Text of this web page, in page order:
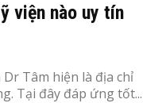
viện nào uy tín
Tâm hiện là địa chỉ
Tại đây đáp ứng tốt...